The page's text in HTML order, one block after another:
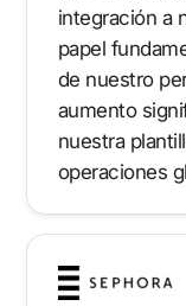
integración a
papel
de nuestro
aumento
nuestra
operaciones